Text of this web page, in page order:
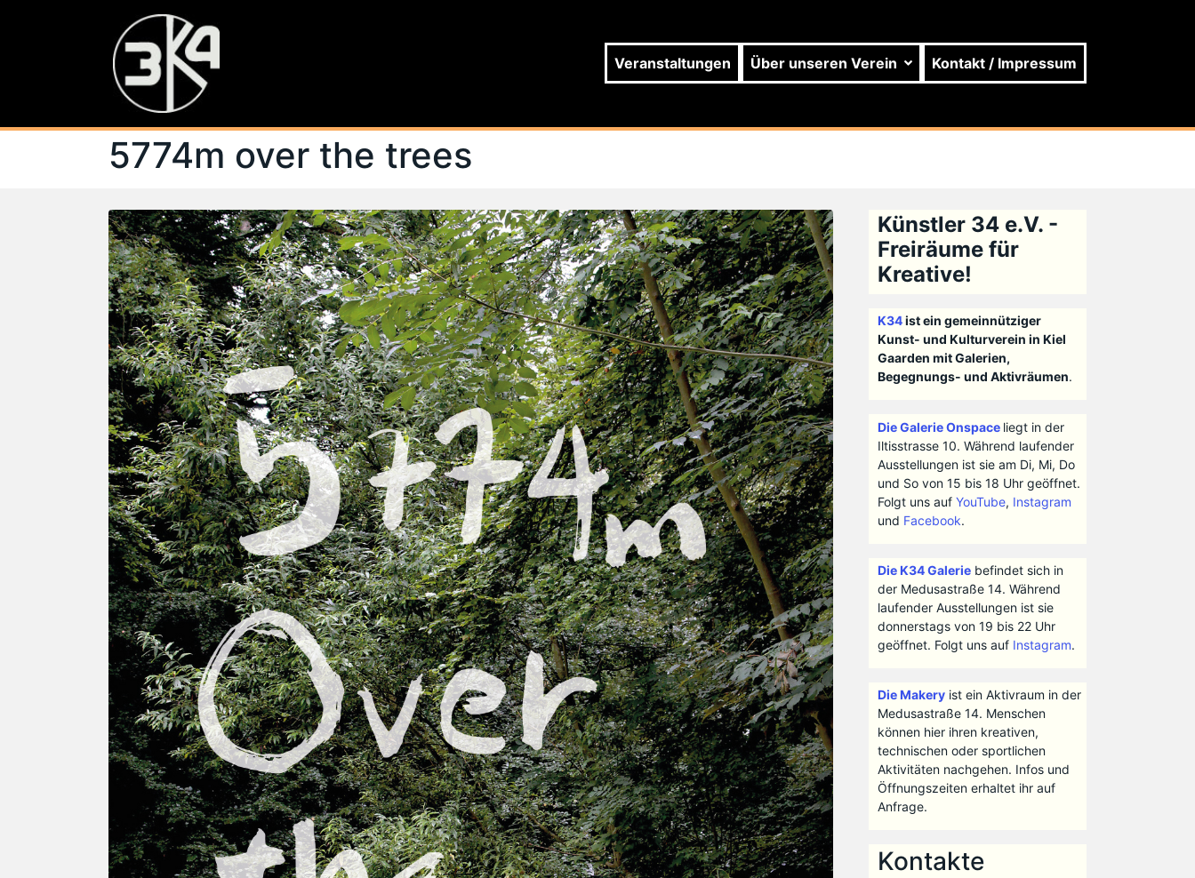
Veranstaltungen Über unseren Verein Kontakt / Impressum
5774m over the trees
Künstler 34 e.V. -
Freiräume für
Kreative!
K34ist ein gemeinnütziger
Kunst- und Kulturverein in Kiel
Gaarden mit Galerien,
Begegnungs- und Aktivräumen.
Die Galerie Onspace liegt in der
Iltisstrasse 10. Während laufender
Ausstellungen ist sie am Di, Mi, Do
und So von 15 bis 18 Uhr geöffnet.
Folgt uns auf YouTube, Instagram
und Facebook.
Die K34 Galeriebefindet sich in
der Medusastraße 14. Während
laufender Ausstellungen ist sie
donnerstags von 19 bis 22 Uhr
geöffnet. Folgt uns auf Instagram.
Die Makeryist ein Aktivraum in der
Medusastraße 14. Menschen
können hier ihren kreativen,
technischen oder sportlichen
Aktivitäten nachgehen. Infos und
Öffnungszeiten erhaltet ihr auf
Anfrage.
Kontakte